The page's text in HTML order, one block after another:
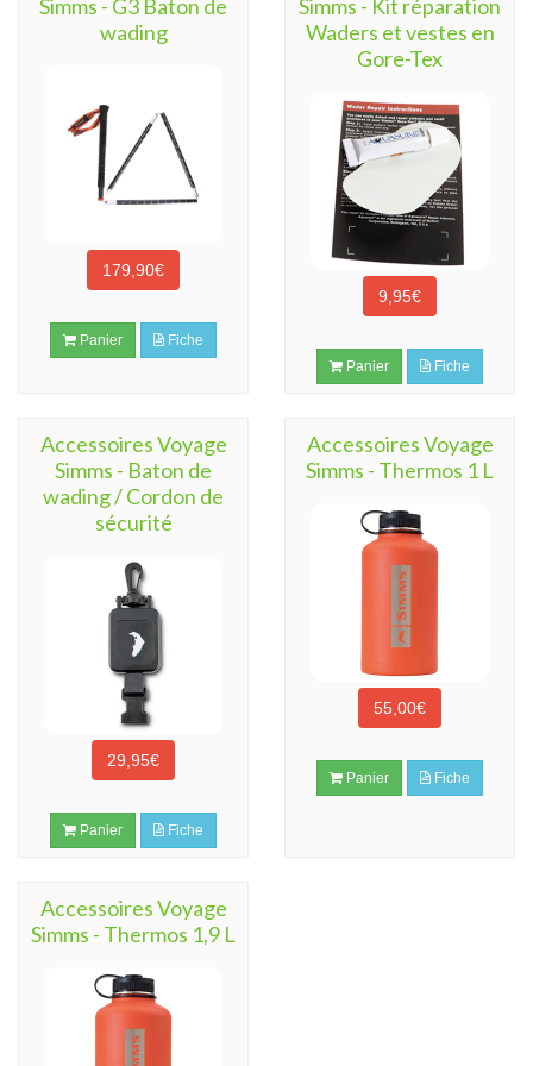
Simms - G3 Baton de
wading
179,90€
Panier Fiche
Simms - Kit réparation
Waders et vestes en
Gore-Tex
9,95€
Panier Fiche
Accessoires Voyage
Simms - Baton de
wading / Cordon de
sécurité
29,95€
Panier Fiche
Accessoires Voyage
Simms - Thermos 1 L
55,00€
Panier Fiche
Accessoires Voyage
Simms - Thermos 1,9 L